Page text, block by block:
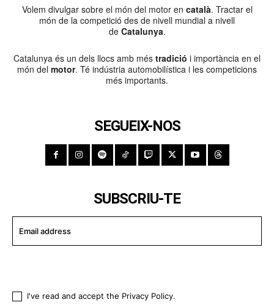
Volem divulgar sobre el món del motor en català. Tractar el
món de la competició des de nivell mundial a nivell
de Catalunya.
Catalunya és un dels llocs amb més tradició i importància en el
món del motor. Té indústria automobilística i les competicions
més importants.
SEGUEIX-NOS
SUBSCRIU-TE
I've read and accept the Privacy Policy.